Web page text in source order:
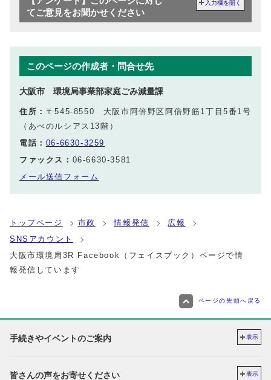
てご意見をお聞かせください
入力欄を開く
このページの作成者・問合せ先
大阪市 環境局事業部家庭ごみ減量課
住所： 〒545-8550 大阪市阿倍野区阿倍野筋1丁目5番1号
（あべのルシアス13階）
電話： 06-6630-3259
ファックス： 06-6630-3581
メール送信フォーム
トップページ 市政 情報発信
広報
SNSアカウント
大阪市環境局3R Facebook（フェイスブック）ページで情
報発信しています
ページの先頭へ戻る
手続きやイベントのご案内 表示
皆さんの声をお寄せください 表示